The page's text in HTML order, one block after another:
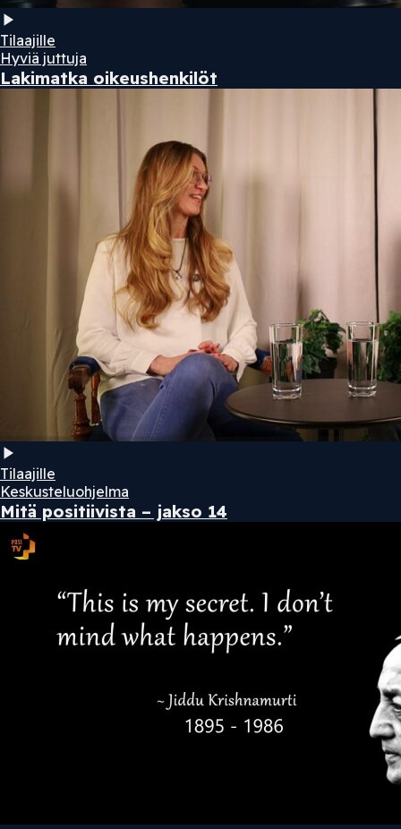
Tilaajille
Hyviä juttuja
Lakimatka oikeushenkilöt
Tilaajille
Keskusteluohjelma
Mitä positiivista – jakso 14